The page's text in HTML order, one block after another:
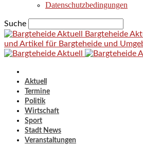
Datenschutzbedingungen
Suche
Bargteheide
und Artikel für Bargteheide und
Aktuell
Termine
Politik
Wirtschaft
Sport
Stadt News
Veranstaltungen